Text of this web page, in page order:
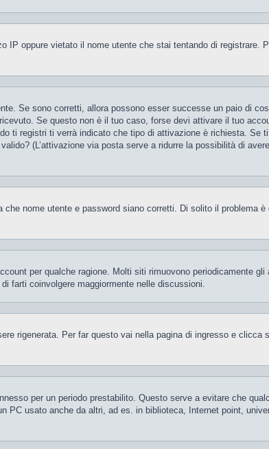
IP oppure vietato il nome utente che stai tentando di
Se sono corretti, allora possono esser successe un paio di
Se questo non è il tuo caso, forse devi attivare il tuo
ti registri ti verrà indicato che tipo di attivazione è richiesta.
(L’attivazione via posta serve a ridurre la possibilità di
nome utente e password siano corretti. Di solito il problema
per qualche ragione. Molti siti rimuovono periodicamente
farti coinvolgere maggiormente nelle discussioni.
rigenerata. Per far questo vai nella pagina di ingresso e clicca
per un periodo prestabilito. Questo serve a evitare che
PC usato anche da altri, ad es. in biblioteca, Internet point,